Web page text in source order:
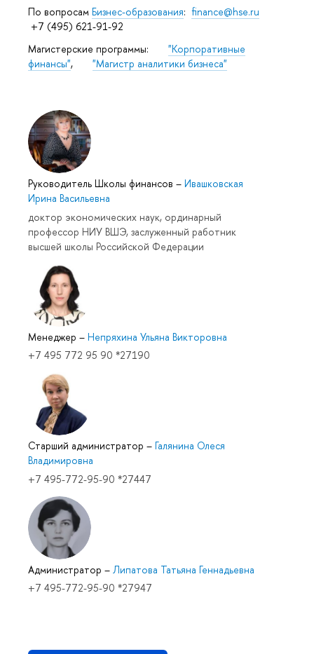
По вопросам Бизнес-образования: finance@hse.ru
+7 (495) 621-91-92
Магистерские программы: "Корпоративные
финансы", "Магистр аналитики бизнеса"
Руководитель Школы финансов – Ивашковская
Ирина Васильевна
доктор экономических наук, ординарный
профессор НИУ ВШЭ, заслуженный работник
высшей школы Российской Федерации
Менеджер – Непряхина Ульяна Викторовна
+7 495 772 95 90 *27190
Старший администратор – Галянина Олеся
Владимировна
+7 495-772-95-90 *27447
Администратор – Липатова Татьяна Геннадьевна
+7 495-772-95-90 *27947